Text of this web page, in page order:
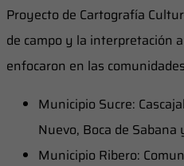
Proyecto de Cartografía
de campo y la interpretación
enfocaron en las
Municipio Sucre:
Nuevo, Boca de Sabana
Municipio Ribero: